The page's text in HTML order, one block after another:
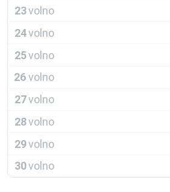
23volno
24volno
25volno
26volno
27volno
28volno
29volno
30volno